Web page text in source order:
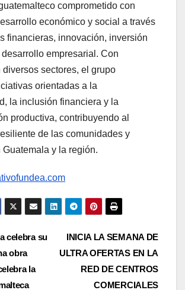
comprometido con
económico y social a través
financieras, innovación, inversión
empresarial. Con
diversos sectores, el grupo
orientadas a la
la inclusión financiera y la
productiva, contribuyendo al
de las comunidades y
Guatemala y la región.
INICIA LA SEMANA DE
ULTRA OFERTAS EN LA
RED DE CENTROS
COMERCIALES
celebra su
obra
la